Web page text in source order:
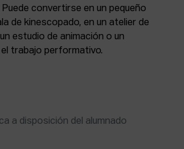
convertirse en un pequeño
de kinescopado, en un atelier de
estudio de animación o un
trabajo performativo.
a disposición del alumnado